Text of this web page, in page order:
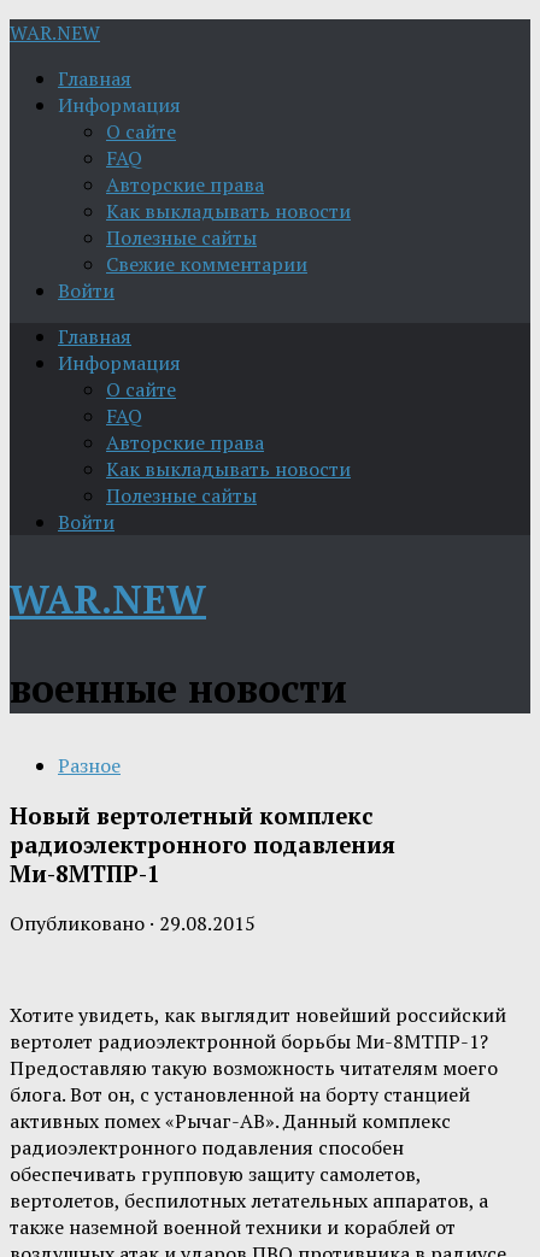
WAR.NEW
Главная
Информация
О сайте
FAQ
Авторские права
Как выкладывать новости
Полезные сайты
Свежие комментарии
Войти
Главная
Информация
О сайте
FAQ
Авторские права
Как выкладывать новости
Полезные сайты
Войти
WAR.NEW
военные новости
Разное
Новый вертолетный комплекс
радиоэлектронного подавления
Ми-8МТПР-1
Опубликовано · 29.08.2015
Хотите увидеть, как выглядит новейший российский
вертолет радиоэлектронной борьбы Ми-8МТПР-1?
Предоставляю такую возможность читателям моего
блога. Вот он, с установленной на борту станцией
активных помех «Рычаг-АВ». Данный комплекс
радиоэлектронного подавления способен
обеспечивать групповую защиту самолетов,
вертолетов, беспилотных летательных аппаратов, а
также наземной военной техники и кораблей от